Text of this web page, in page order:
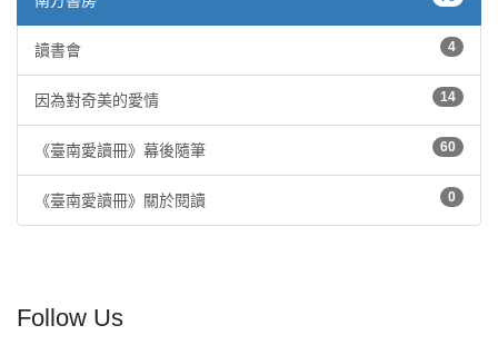
讀書會 4
因為對奇美的愛情 14
《臺南愛讀冊》幕後隨筆 60
《臺南愛讀冊》關於閱讀 0
Follow Us